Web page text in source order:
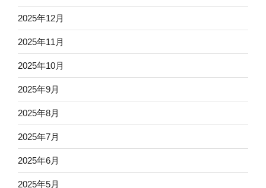
2025年12月
2025年11月
2025年10月
2025年9月
2025年8月
2025年7月
2025年6月
2025年5月